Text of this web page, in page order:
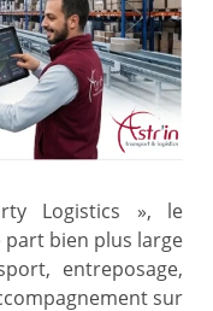
Logistics », le
bien plus large
entreposage,
sur